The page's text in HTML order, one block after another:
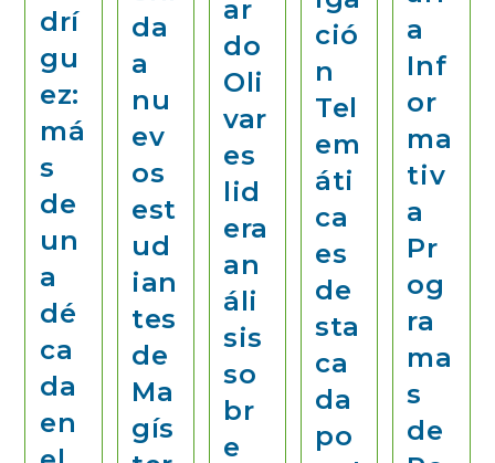
drí
gu
ez:
má
s
de
un
a
dé
ca
da
en
da
a
nu
ev
os
est
ud
ian
tes
de
Ma
gís
ar
do
Oli
var
es
lid
era
an
áli
sis
so
br
e
ció
n
Tel
em
áti
ca
es
de
sta
ca
da
po
a
Inf
or
ma
tiv
a
Pr
og
ra
ma
s
de